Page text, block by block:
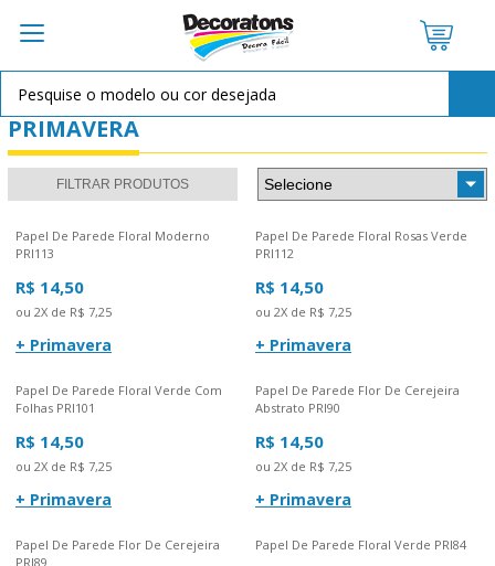
PRIMAVERA
FILTRAR PRODUTOS
Papel De Parede Floral Moderno
PRI113
R$ 14,50
ou 2X de R$ 7,25
+ Primavera
Papel De Parede Floral Rosas Verde
PRI112
R$ 14,50
ou 2X de R$ 7,25
+ Primavera
Papel De Parede Floral Verde Com
Folhas PRI101
R$ 14,50
ou 2X de R$ 7,25
+ Primavera
Papel De Parede Flor De Cerejeira
Abstrato PRI90
R$ 14,50
ou 2X de R$ 7,25
+ Primavera
Papel De Parede Flor De Cerejeira
PRI89
Papel De Parede Floral Verde PRI84